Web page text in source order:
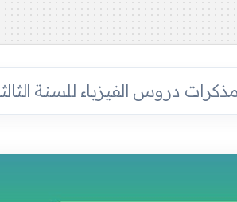
مذكرات دروس الفيزياء للسنة